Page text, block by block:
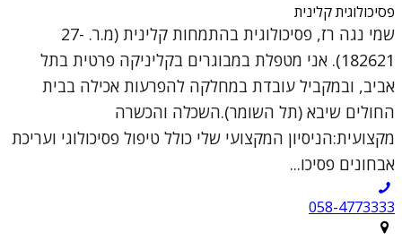
פסיכולוגית קלינית
שמי נגה רז, פסיכולוגית בהתמחות קלינית (מ.ר. 27-
182621). אני מטפלת במבוגרים בקליניקה פרטית בתל
אביב, ובמקביל עובדת במחלקה להפרעות אכילה בבית
החולים שיבא (תל השומר).השכלה והכשרה
מקצועית:הניסיון המקצועי שלי כולל טיפול פסיכולוגי ועריכת
אבחונים פסיכו...
058-4773333